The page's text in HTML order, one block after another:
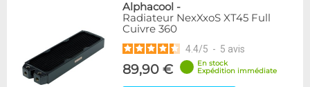
Alphacool -
Radiateur NexXxoS XT45 Full
Cuivre 360
4.4/5 - 5 avis
89,90 €
En stock
Expédition immédiate